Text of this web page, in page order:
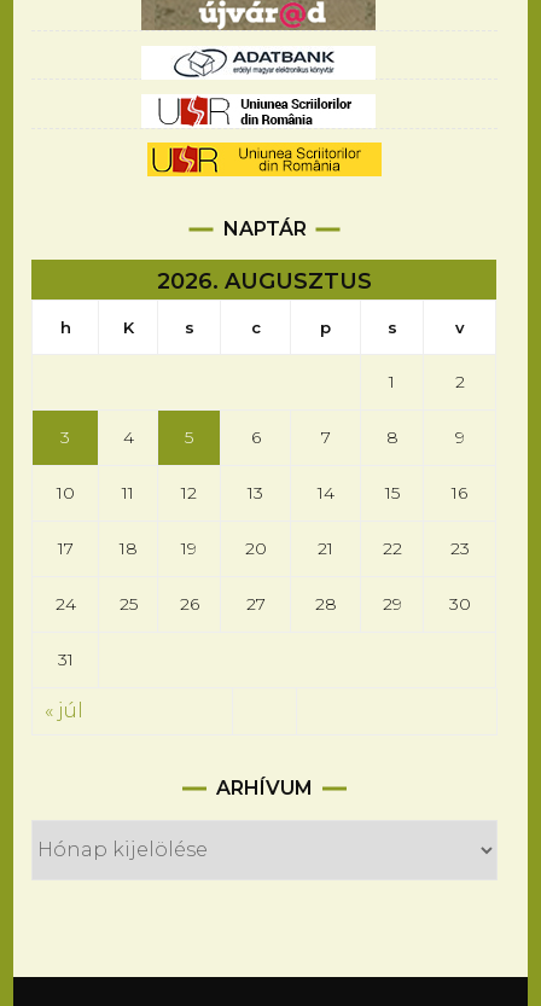
NAPTÁR
2026. AUGUSZTUS
h K s c p s v
1 2
3 4 5 6 7 8 9
10 11 12 13 14 15 16
17 18 19 20 21 22 23
24 25 26 27 28 29 30
31
« júl
ARHÍVUM
Arhívum